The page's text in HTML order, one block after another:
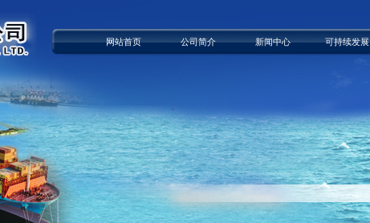
可持续发展
新闻中心
公司简介
网站首页